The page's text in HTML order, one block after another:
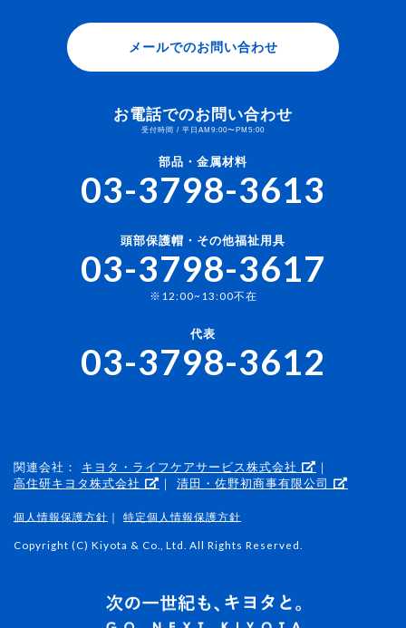
メールでのお問い合わせ
お電話でのお問い合わせ
受付時間 / 平日AM9:00〜PM5:00
部品・金属材料
03-3798-3613
頭部保護帽・その他福祉用具
03-3798-3617
※12:00~13:00不在
代表
03-3798-3612
関連会社： キヨタ・ライフケアサービス株式会社
｜
高住研キヨタ株式会社
｜ 清田・佐野初商事有限公司
個人情報保護方針 ｜ 特定個人情報保護方針
Copyright (C) Kiyota & Co., Ltd. All Rights Reserved.